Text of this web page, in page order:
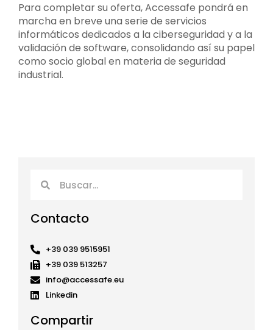
Para completar su oferta, Accessafe pondrá en
marcha en breve una serie de servicios
informáticos dedicados a la ciberseguridad y a la
validación de software, consolidando así su papel
como socio global en materia de seguridad
industrial.
Contacto
+39 039 9515951
+39 039 513257
info@accessafe.eu
Linkedin
Compartir